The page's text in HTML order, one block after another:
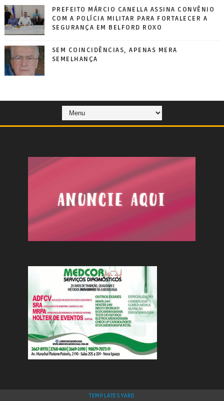
PREFEITO MÁRCIO CANELLA ASSINA CONVÊNIO
COM A POLÍCIA MILITAR PARA FORTALECER A
SEGURANÇA EM BELFORD ROXO
SEM COINCIDÊNCIAS, APENAS MERA
SEMELHANÇA
TEMPLATESYARD